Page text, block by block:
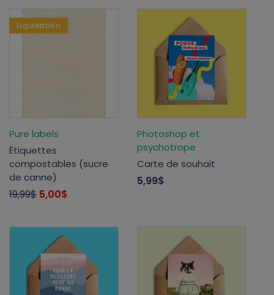
Liquidation
Pure labels
Étiquettes
compostables (sucre
de canne)
19,99$ 5,00$
Photoshop et
psychotrope
Carte de souhait
5,99$